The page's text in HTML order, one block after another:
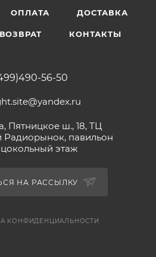
ОПЛАТА ДОСТАВКА
ВОЗВРАТ КОНТАКТЫ
56-50
Пятницкое ш., 18, ТЦ
Радиорынок, павильон
этаж
НА РАССЫЛКУ
КОНФИДЕНЦИАЛЬНОСТИ